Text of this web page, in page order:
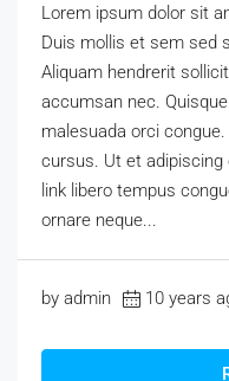
Lorem ipsum dolor sit
Duis mollis et sem sed
Aliquam hendrerit
accumsan nec.
malesuada orci
cursus. Ut et
link libero tempus
ornare neque...
by admin 10 years